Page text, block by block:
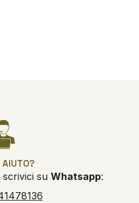
AIUTO?
scrivici su Whatsapp: